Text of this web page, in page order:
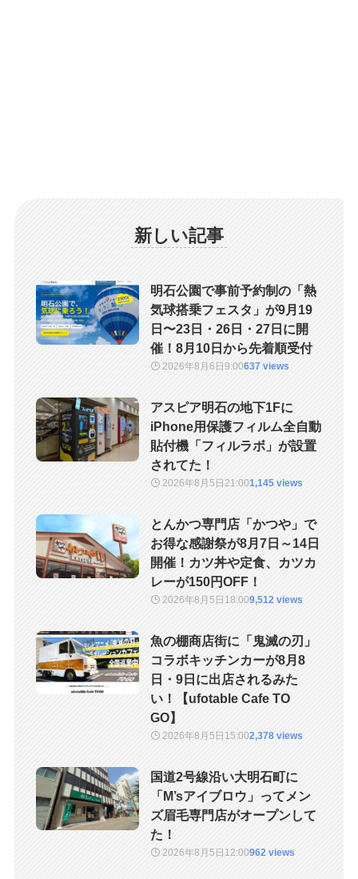
新しい記事
明石公園で事前予約制の「熱
気球搭乗フェスタ」が9月19
日〜23日・26日・27日に開
催！8月10日から先着順受付
2026年8月6日9:00637 views
アスピア明石の地下1Fに
iPhone用保護フィルム全自動
貼付機「フィルラボ」が設置
されてた！
2026年8月5日21:001,145 views
とんかつ専門店「かつや」で
お得な感謝祭が8月7日～14日
開催！カツ丼や定食、カツカ
レーが150円OFF！
2026年8月5日 18:009,512 views
魚の棚商店街に「鬼滅の刃」
コラボキッチンカーが8月8
日・9日に出店されるみた
い！【ufotable Cafe TO
GO】
2026年8月5日 15:002,378 views
国道2号線沿い大明石町に
「M’sアイブロウ」ってメン
ズ眉毛専門店がオープンして
た！
2026年8月5日 12:00962 views